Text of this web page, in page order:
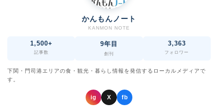
かんもんノート
KANMON NOTE
1,500+
記事数
9年目
創刊
3,363
フォロワー
下関・門司港エリアの食・観光・暮らし情報を発信するローカルメディアで
す。
ig X fb